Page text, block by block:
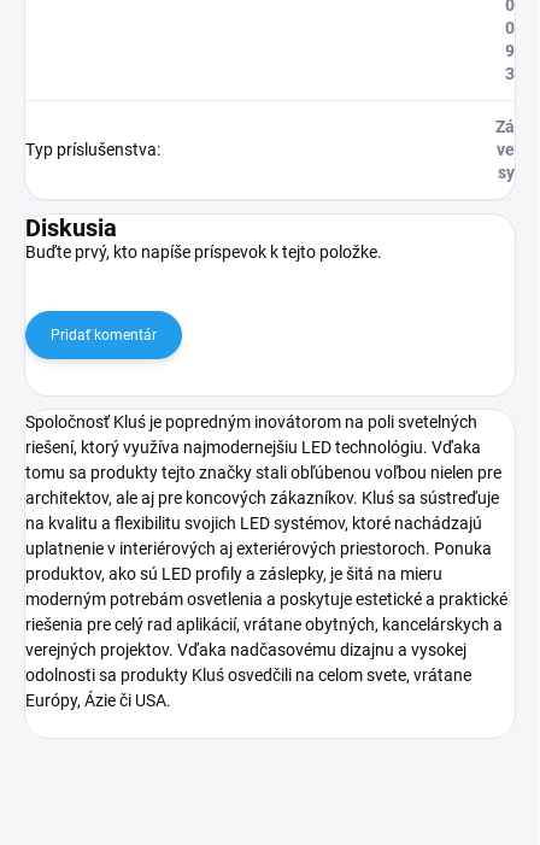
0
0
9
3
Typ príslušenstva:
Zá
ve
sy
Diskusia
Buďte prvý, kto napíše príspevok k tejto položke.
Pridať komentár
Spoločnosť Kluś je popredným inovátorom na poli svetelných
riešení, ktorý využíva najmodernejšiu LED technológiu. Vďaka
tomu sa produkty tejto značky stali obľúbenou voľbou nielen pre
architektov, ale aj pre koncových zákazníkov. Kluś sa sústreďuje
na kvalitu a flexibilitu svojich LED systémov, ktoré nachádzajú
uplatnenie v interiérových aj exteriérových priestoroch. Ponuka
produktov, ako sú LED profily a záslepky, je šitá na mieru
moderným potrebám osvetlenia a poskytuje estetické a praktické
riešenia pre celý rad aplikácií, vrátane obytných, kancelárskych a
verejných projektov. Vďaka nadčasovému dizajnu a vysokej
odolnosti sa produkty Kluś osvedčili na celom svete, vrátane
Európy, Ázie či USA.